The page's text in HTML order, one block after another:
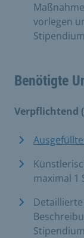
vorlegen
Benötigte
Verpflichtend
maximal 1